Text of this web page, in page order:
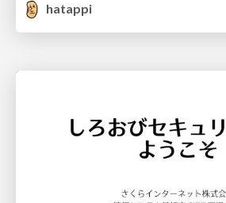
hatappi